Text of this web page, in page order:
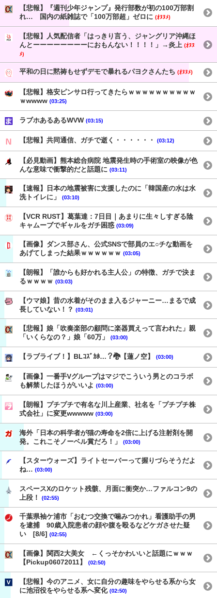
【悲報】『週刊少年ジャンプ』発行部数が初の100万部割
れ… 国内の紙雑誌で「100万部超」ゼロに (ｵﾇﾇﾒ)
【悲報】人気配信者「はっきり言う、ジャングリア沖縄ほ
んとーーーーーーーーにおもんない！！！！」→炎上 (ｵﾇﾇ
ﾒ)
平和の日に黙祷もせずデモで暴れるパヨクさんたち (ｵﾇﾇﾒ)
【悲報】格安ピンサロ行ってきたらｗｗｗｗｗｗｗｗｗｗ
ｗwwww (03:25)
ラブホあるあるWVW (03:15)
【悲報】共同通信、ガチで逝く・・・・・・ (03:12)
【必見動画】熊本総合病院 地震発生時の手術室の映像が色
んな意味で衝撃的だと話題に (03:11)
【速報】日本の地震被害に支援したのに「韓国産の水は水
洗トイレに」
(03:10)
【VCR RUST】葛葉達：7日目｜あまりに生々しすぎる陰
キャムーブでギャルをガチ困惑 (03:09)
【画像】ダンス部さん、公式SNSで部員のエ○チな動画を
あげてしまった結果ｗｗｗｗｗｗ (03:05)
【朗報】「誰からも好かれる主人公」の特徴、ガチで決ま
るｗｗｗｗ (03:03)
【ウマ娘】昔の水着がそのまま入るジャーニー…まるで成
長していない！？ (03:01)
【悲報】娘「吹奏楽部の顧問に楽器買えって言われた」親
「いくらなの？」娘「60万」
(03:00)
【ラブライブ！】BLｺｽﾞｶﾎ…？🐉【蓮ノ空】 (03:00)
【画像】一番手Vグループはマジでこういう男とのコラボ
も解禁したほうがいいよ (03:00)
【朗報】プチプチで有名な川上産業、社名を「プチプチ株
式会社」に変更wwwww (03:00)
海外「日本の科学者が猫の寿命を2倍に上げる注射剤を開
発。これこそノーベル賞だろ！」
(03:00)
【スターウォーズ】ライトセーバーって握りづらそうだよ
ね… (03:00)
スペースXのロケット残骸、月面に衝突か…ファルコン9の
上段！
(02:55)
千葉県袖ケ浦市「おむつ交換で噛みつかれ」看護助手の男
を逮捕 90歳入院患者の顔や腹を殴るなどケガさせた疑
い [8/6] (02:55)
【画像】関西2大美女 ←くっそかわいいと話題にｗｗｗ
【Pickup06072011】
(02:50)
【悲報】今のアニメ、女に自分の趣味をやらせる系から女
に池沼役をやらせる系へ変化 (02:50)